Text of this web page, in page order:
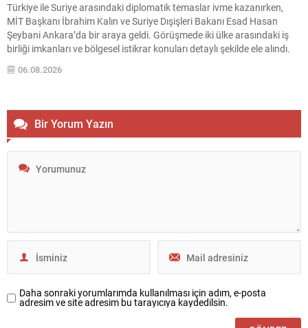
Türkiye ile Suriye arasındaki diplomatik temaslar ivme kazanırken,
MİT Başkanı İbrahim Kalın ve Suriye Dışişleri Bakanı Esad Hasan
Şeybani Ankara’da bir araya geldi. Görüşmede iki ülke arasındaki iş
birliği imkanları ve bölgesel istikrar konuları detaylı şekilde ele alındı.
Taraflar, komşu ülkelerle ilişkilerin güçlendirilmesinin gerekliliği
üzerinde mutabık kaldı; ayrıca Suriye-Lübnan ilişkilerine...
06.08.2026
Bir Yorum Yazın
Daha sonraki yorumlarımda kullanılması için adım, e-posta
adresim ve site adresim bu tarayıcıya kaydedilsin.